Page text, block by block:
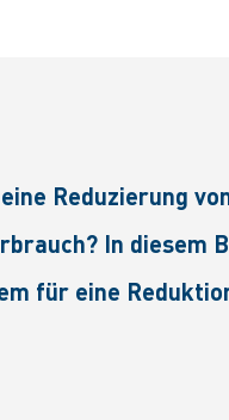
Reduzierung
In diesem
für eine